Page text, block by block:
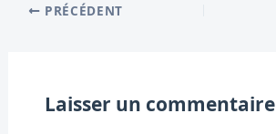
PRÉCÉDENT
Laisser un commentaire